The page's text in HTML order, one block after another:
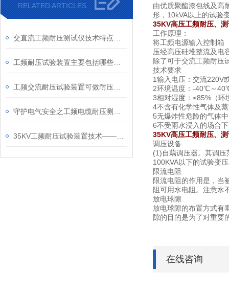
RELATED ARTICLES
由优质聚酯漆包线及高
形，10kVA以上的试验
35KV高压工频耐压、
工作原理：
将工频电源输入控制箱
压经高压硅堆整流及电
除了可于交流工频耐压
技术要求
1输入电压：交流220V
2环境温度：-40℃～
3相对湿度：≤85%（
4不含有化学性气体及
5无爆炸性危险的气体
6不受雨水浸入的场合
35KV高压工频耐压、
调压设备
(1)自藕调压器。其调
100KVA以下的试验变
限流电阻
限流电阻的作用是，当
阻可用水电阻。注意水
放电球隙
放电球隙的布置方式有
隙的目的是为了对重要
在线咨询